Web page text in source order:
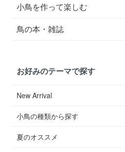
小鳥を作って楽しむ
鳥の本・雑誌
お好みのテーマで探す
New Arrival
小鳥の種類から探す
夏のオススメ